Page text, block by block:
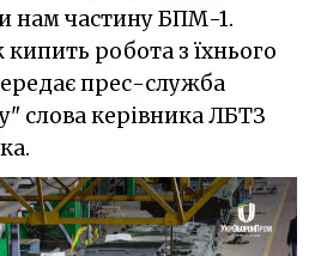
нам частину БПМ-1.
робота з їхнього
прес-служба
слова керівника ЛБТЗ